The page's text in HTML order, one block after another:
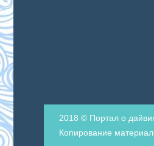
2018 © Портал о
Копирование